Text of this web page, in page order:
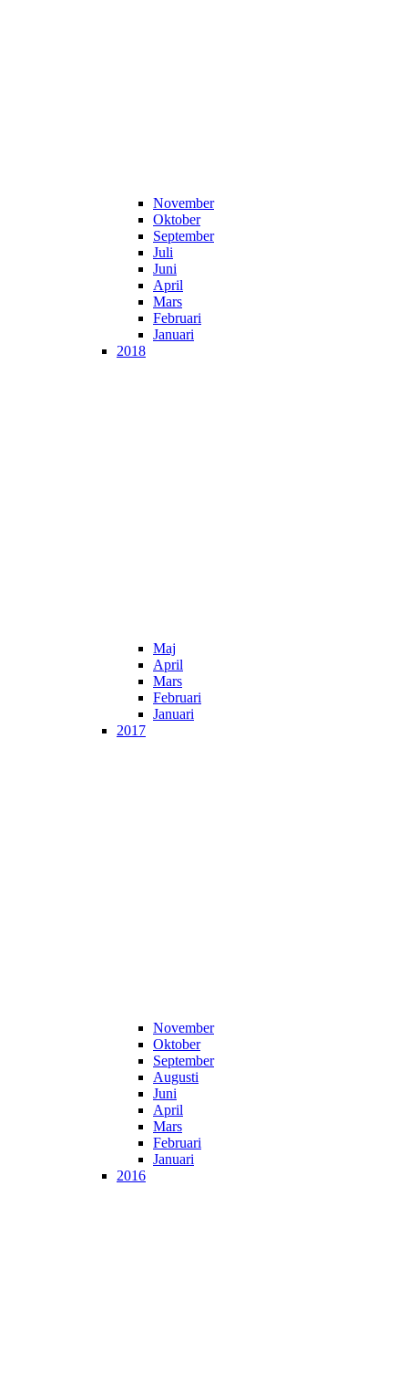
November
Oktober
September
Juli
Juni
April
Mars
Februari
Januari
2018
Maj
April
Mars
Februari
Januari
2017
November
Oktober
September
Augusti
Juni
April
Mars
Februari
Januari
2016